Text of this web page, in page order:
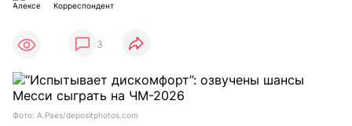
Корреспондент
3
Фото: A.Paes/depositphotos.com